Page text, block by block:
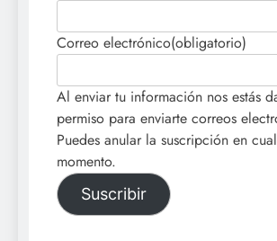
Correo electrónico(obligatorio)
Al enviar tu información nos estás
permiso para enviarte correos
Puedes anular la suscripción en
momento.
Suscribir